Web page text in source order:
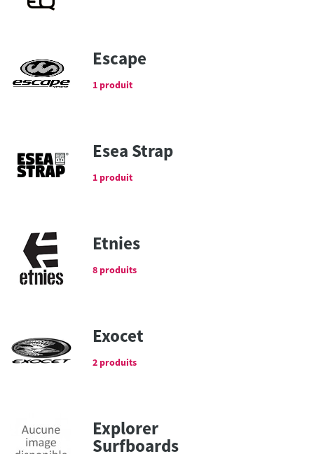
Escape
1 produit
Esea Strap
1 produit
Etnies
8 produits
Exocet
2 produits
Explorer
Surfboards